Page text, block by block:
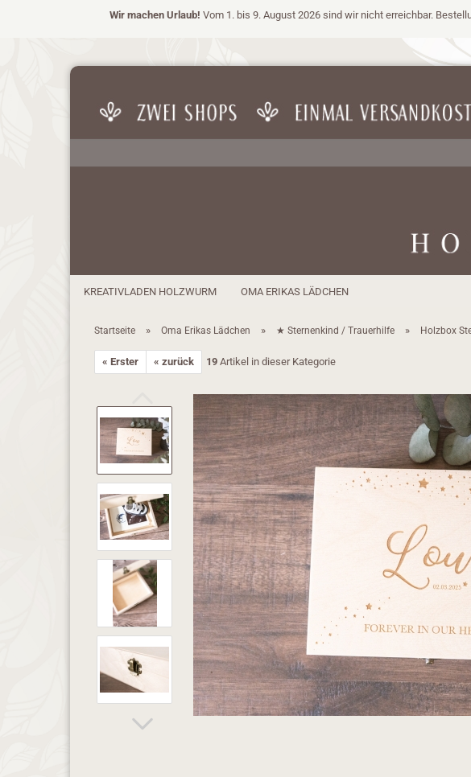
Wir machen Urlaub! Vom 1. bis 9. August 2026 sind wir nicht erreichbar.
KREATIVLADEN HOLZWURM OMA ERIKAS LÄDCHEN
Startseite » Oma Erikas Lädchen » ★ Sternenkind / Trauerhilfe » Holzbox
« Erster « zurück 19 Artikel in dieser Kategorie